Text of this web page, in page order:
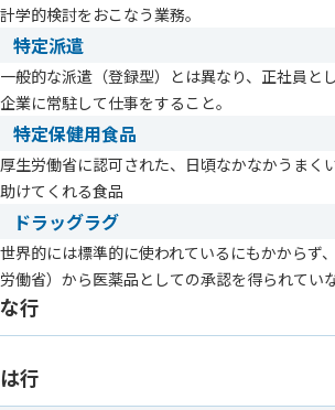
計学的検討をおこなう業務。
特定派遣
一般的な派遣（登録型）とは異なり、正社員と
企業に常駐して仕事をすること。
特定保健用食品
厚生労働省に認可された、日頃なかなかうまく
助けてくれる食品
ドラッグラグ
世界的には標準的に使われているにもかからず
労働省）から医薬品としての承認を得られてい
な行
は行